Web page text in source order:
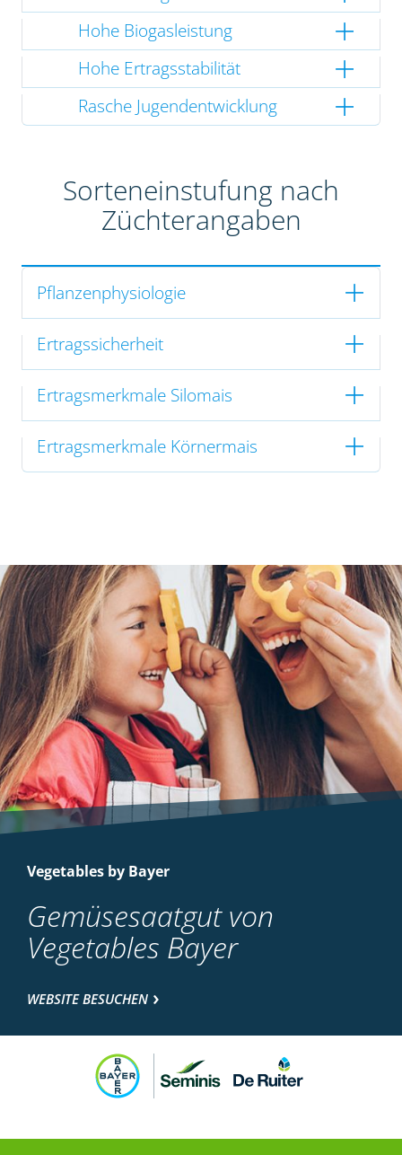
Hohe Biogasleistung
Hohe Ertragsstabilität
Rasche Jugendentwicklung
Sorteneinstufung nach
Züchterangaben
Pflanzenphysiologie
Ertragssicherheit
Ertragsmerkmale Silomais
Ertragsmerkmale Körnermais
Vegetables by Bayer
Gemüsesaatgut von
Vegetables Bayer
WEBSITE BESUCHEN